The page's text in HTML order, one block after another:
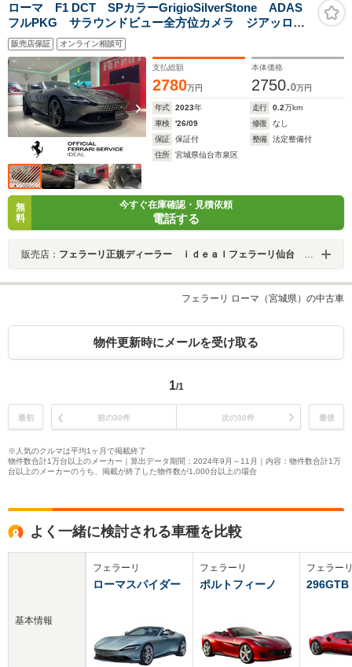
ローマ F1 DCT SPカラーGrigioSilverStone ADAS
フルPKG サラウンドビュー全方位カメラ ジアッロイ
エローブレーキ AppleCarPlay アクティブマトリクス
LED ブラックスポーツエグゾースト フルラッピング
販売店保証 オンライン相談可
支払総額
2780万円
本体価格
2750.0万円
年式 2023年 走行 0.2万km
車検
'26/09 修復
なし
保証
保証付 整備
法定整備付
住所
宮城県仙台市泉区
無
料
今すぐ在庫確認・見積依頼
電話する
販売店： フェラーリ正規ディーラー ｉｄｅａｌフェラーリ仙台 正規サービスセンター
フェラーリ ローマ（宮城県）の中古車
物件更新時にメールを受け取る
1/1
最初 前の30件 次の30件 最後
※人気のクルマは平均1ヶ月で掲載終了
物件数合計1万台以上のメーカー｜算出データ期間：2024年9月～11月｜内容：物件数合計1万
台以上のメーカーのうち、掲載が終了した物件数が1,000台以上の場合
よく一緒に検討される車種を比較
基本情報
フェラーリ
ローマスパイダー
フェラーリ
ポルトフィーノ
フェラー
296GTB